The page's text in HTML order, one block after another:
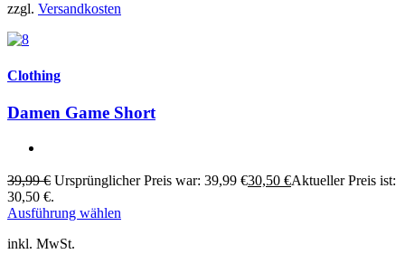
zzgl. Versandkosten
Clothing
Damen Game Short
39,99€ Ursprünglicher Preis war: 39,99 €30,50 €Aktueller Preis ist:
30,50 €.
Ausführung wählen
inkl. MwSt.